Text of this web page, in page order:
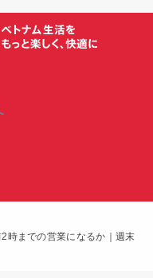
時までの営業になるか｜週末